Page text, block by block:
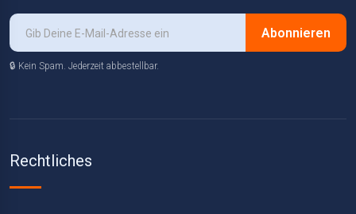
Abonnieren
🔒 Kein Spam. Jederzeit abbestellbar.
Rechtliches